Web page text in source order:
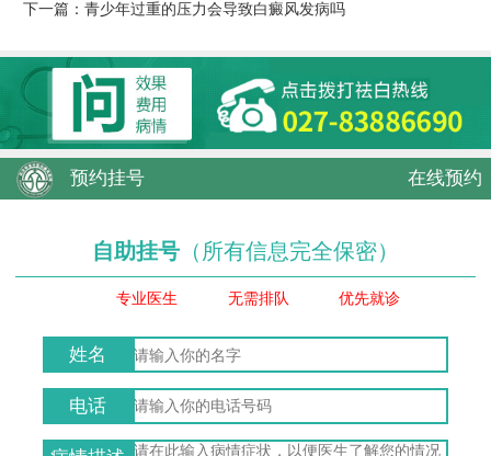
下一篇： 青少年过重的压力会导致白癜风发病吗
预约挂号 在线预约
自助挂号 （所有信息完全保密）
专业医生 无需排队 优先就诊
姓名
电话